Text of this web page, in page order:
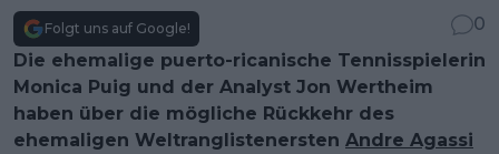
Folgt uns auf Google!
0
Die ehemalige puerto-ricanische Tennisspielerin
Monica Puig und der Analyst Jon Wertheim
haben über die mögliche Rückkehr des
ehemaligen Weltranglistenersten Andre Agassi